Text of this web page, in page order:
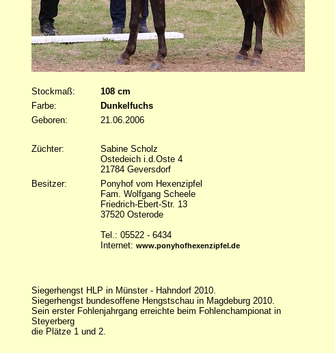
Stockmaß:
108 cm
Farbe:
Dunkelfuchs
Geboren:
21.06.2006
Züchter:
Sabine Scholz
Ostedeich i.d.Oste 4
21784 Geversdorf
Besitzer:
Ponyhof vom Hexenzipfel
Fam. Wolfgang Scheele
Friedrich-Ebert-Str. 13
37520 Osterode
Tel.: 05522 - 6434
Internet: www.ponyhofhexenzipfel.de
Siegerhengst HLP in Münster - Hahndorf 2010.
Siegerhengst bundesoffene Hengstschau in Magdeburg 2010.
Sein erster Fohlenjahrgang erreichte beim Fohlenchampionat in
Steyerberg
die Plätze 1 und 2.